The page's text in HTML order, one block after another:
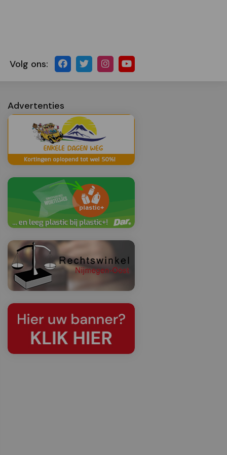
Volg ons:
Advertenties